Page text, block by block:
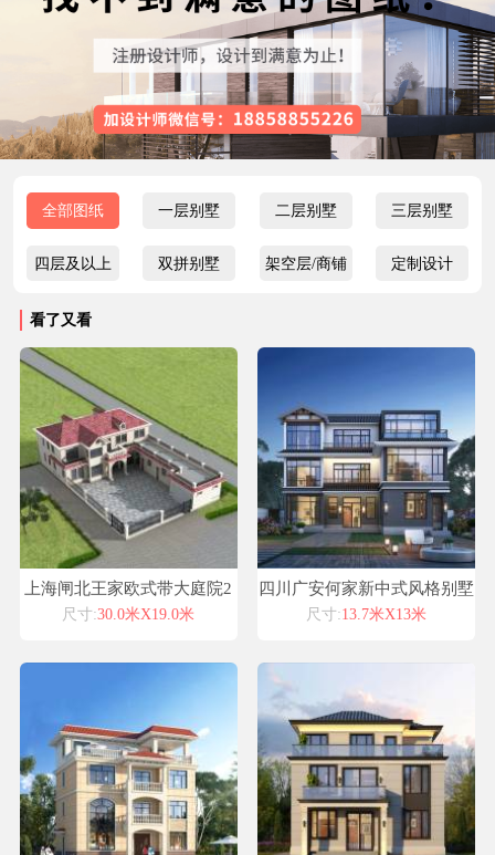
全部图纸 一层别墅 二层别墅 三层别墅
四层及以上 双拼别墅 架空层/商铺 定制设计
看了又看
上海闸北王家欧式带大庭院2
层别墅设计喜天下别墅设计图
尺寸:30.0米X19.0米
四川广安何家新中式风格别墅
自建房设计图纸喜天下建筑设
尺寸:13.7米X13米